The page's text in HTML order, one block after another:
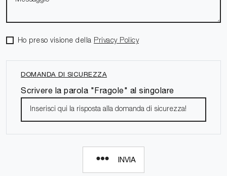
Ho preso visione della Privacy Policy
DOMANDA DI SICUREZZA
Scrivere la parola "Fragole" al singolare
INVIA